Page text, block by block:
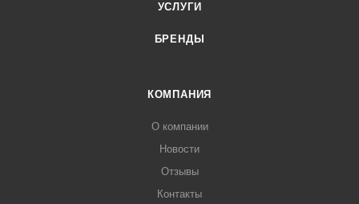
УСЛУГИ
БРЕНДЫ
КОМПАНИЯ
О компании
Новости
Отзывы
Контакты